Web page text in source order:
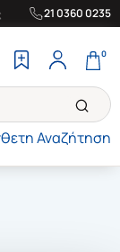
| Δωρεάν
21 0360 0235
Αναζήτηση
0